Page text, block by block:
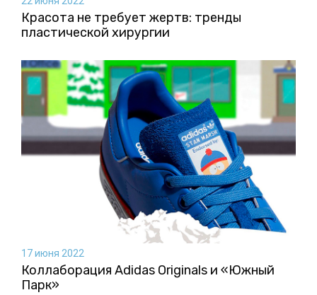
Красота не требует жертв: тренды
пластической хирургии
17 июня 2022
Коллаборация Аdidas Originals и «Южный
Парк»